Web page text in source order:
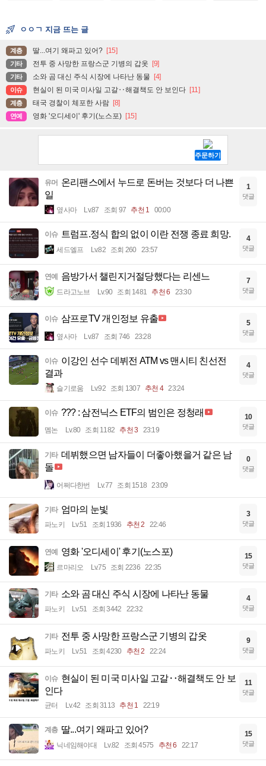
ㅇㅇㄱ 지금 뜨는 글
계층 딸...여기 왜파고 있어? [15]
기타 전투 중 사망한 프랑스군 기병의 갑옷 [9]
기타 소와 곰 대신 주식 시장에 나타난 동물 [4]
이슈 현실이 된 미국 미사일 고갈‥해결책도 안 보인다 [11]
계층 태국 경찰이 체포한 사람 [8]
연예 영화 '오디세이' 후기(노스포) [15]
유머 온리팬스에서 누드로 돈버는 것보다 더 나쁜
일
옆사마 Lv.87 조회 97 추천 1 00:00
1
댓글
이슈 트럼프.정식 합의 없이 이란 전쟁 종료 희망.
세드엘프 Lv.82 조회 260 23:57
4
댓글
연예 음방가서 챌린지거절당했다는 리센느
드라고노브 Lv.90 조회 1481 추천 6 23:30
7
댓글
이슈 삼프로TV 개인정보 유출
옆사마 Lv.87 조회 746 23:28
5
댓글
이슈 이강인 선수 데뷔전 ATM vs 맨시티 친선전
결과
슬기로움 Lv.92 조회 1307 추천 4 23:24
4
댓글
이슈 ??? : 삼전닉스 ETF의 범인은 정청래
멤논 Lv.80 조회 1182 추천 3 23:19
10
댓글
기타 데뷔했으면 남자들이 더좋아했을거 같은 남
돌
어쩌다한번 Lv.77 조회 1518 23:09
0
댓글
기타 엄마의 눈빛
파노키 Lv.51 조회 1936 추천 2 22:46
3
댓글
연예 영화 '오디세이' 후기(노스포)
르마리오 Lv.75 조회 2236 22:35
15
댓글
기타 소와 곰 대신 주식 시장에 나타난 동물
파노키 Lv.51 조회 3442 22:32
4
댓글
기타 전투 중 사망한 프랑스군 기병의 갑옷
파노키 Lv.51 조회 4230 추천 2 22:24
9
댓글
이슈 현실이 된 미국 미사일 고갈‥해결책도 안 보
인다
균터 Lv.42 조회 3113 추천 1 22:19
11
댓글
계층 딸...여기 왜파고 있어?
닉네임해야대 Lv.82 조회 4575 추천 6 22:17
15
댓글